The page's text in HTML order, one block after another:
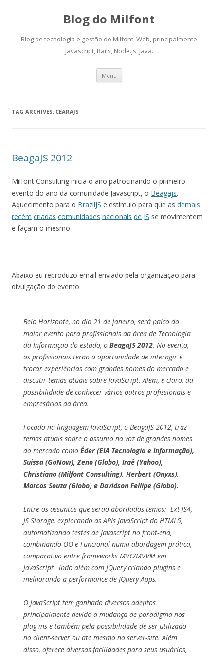
Blog do Milfont
Blog de tecnologia e gestão do Milfont, Web, principalmente
Javascript, Rails, Node.js, Java.
Menu Skip
content
TAG ARCHIVES: CEARAJS
BeagaJS 2012
Milfont Consulting inicia o ano patrocinando o primeiro
evento do ano da comunidade Javascript, o Beagajs.
Aquecimento para o BrazilJS e estímulo para que as demais
recém criadas comunidades nacionais de JS se movimentem
e façam o mesmo.
Abaixo eu reproduzo email enviado pela organização para
divulgação do evento:
Belo Horizonte, no dia 21 de janeiro, será palco do
maior evento para profissionais da área de Tecnologia
da Informação do estado, o BeagaJS 2012. No evento,
os profissionais terão a oportunidade de interagir e
trocar experiências com grandes nomes do mercado e
discutir temas atuais sobre JavaScript. Além, é claro, da
possibilidade de conhecer vários outros profissionais e
empresários da área.
Focado na linguagem JavaScript, o BeagaJS 2012, traz
temas atuais sobre o assunto na voz de grandes nomes
do mercado como Éder (EIA Tecnologia e Informação),
Suissa (GoNow), Zeno (Globo), Iraê (Yahoo),
Christiano (Milfont Consulting), Herbert (Onyxs),
Marcos Souza (Globo) e Davidson Fellipe (Globo).
Entre os assuntos que serão abordados temos: Ext JS4,
JS Storage, explorando as APIs JavaScript do HTML5,
automatizando testes de Javascript no front-end,
combinando OO e Funcional numa abordagem prática,
comparativo entre frameworks MVC/MVVM em
JavaScript, indo além com JQuery criando plugins e
melhorando a performance de JQuery Apps.
O JavaScript tem ganhado diversos adeptos
principalmente devido a mudança de paradigma nos
plug-ins e também pela possibilidade de ser utilizado
no client-server ou até mesmo no server-site. Além
disso, oferece diversas facilidades para seus usuários,